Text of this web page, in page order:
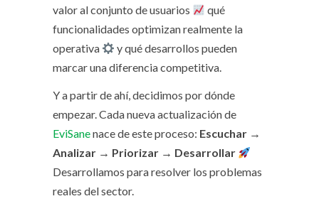
valor al conjunto de usuarios
qué
funcionalidades optimizan realmente la
operativa
y qué desarrollos pueden
marcar una diferencia competitiva.
Y a partir de ahí, decidimos por dónde
empezar. Cada nueva actualización de
EviSanenace de este proceso: Escuchar →
Analizar → Priorizar → Desarrollar
Desarrollamos para resolver los problemas
reales del sector.